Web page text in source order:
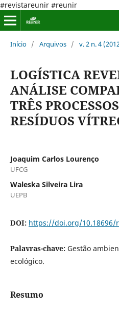
#revistareunir #reunir
Início / Arquivos / v. 2 n. 4
LOGÍSTICA
ANÁLISE
TRÊS
RESÍDUOS
Joaquim Carlos Lourenço
UFCG
Waleska Silveira Lira
UEPB
DOI: https://doi.org/10.18696/
Palavras-chave: Gestão
ecológico.
Resumo